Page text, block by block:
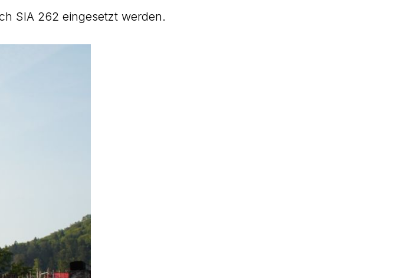
SIA 262 eingesetzt werden.